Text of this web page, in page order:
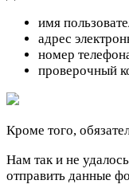
имя
адрес
номер
проверочный
Кроме того,
Нам так и не
отправить данные